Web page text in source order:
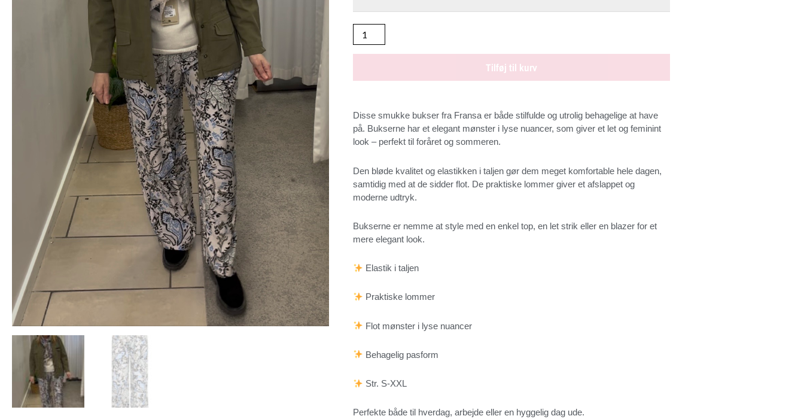
400.00 kr..200.00 kr..
antal
Tilføj til kurv
Disse smukke bukser fra Fransa er både stilfulde og utrolig behagelige at have
på. Bukserne har et elegant mønster i lyse nuancer, som giver et let og feminint
look – perfekt til foråret og sommeren.
Den bløde kvalitet og elastikken i taljen gør dem meget komfortable hele dagen,
samtidig med at de sidder flot. De praktiske lommer giver et afslappet og
moderne udtryk.
Bukserne er nemme at style med en enkel top, en let strik eller en blazer for et
mere elegant look.
Elastik i taljen
Praktiske lommer
Flot mønster i lyse nuancer
Behagelig pasform
Str. S-XXL
Perfekte både til hverdag, arbejde eller en hyggelig dag ude.